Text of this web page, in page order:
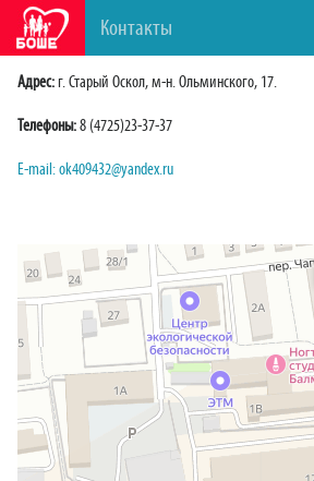
Контакты
Адрес:г. Старый Оскол, м-н. Ольминского, 17.
Телефоны:8 (4725)23-37-37
E-mail: ok409432@yandex.ru